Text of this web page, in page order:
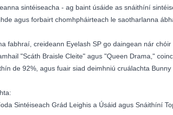
sintéiseacha - ag baint úsáide as snáithíní
agus forbairt chomhpháirteach le saotharlanna
fabhraí, creideann Eyelash SP go daingean nár
"Scáth Braisle Cleite" agus "Queen Drama,"
de 92%, agus fuair siad deimhniú cruálachta
​​Sintéiseach Grád Leighis a Úsáid agus Snáithíní